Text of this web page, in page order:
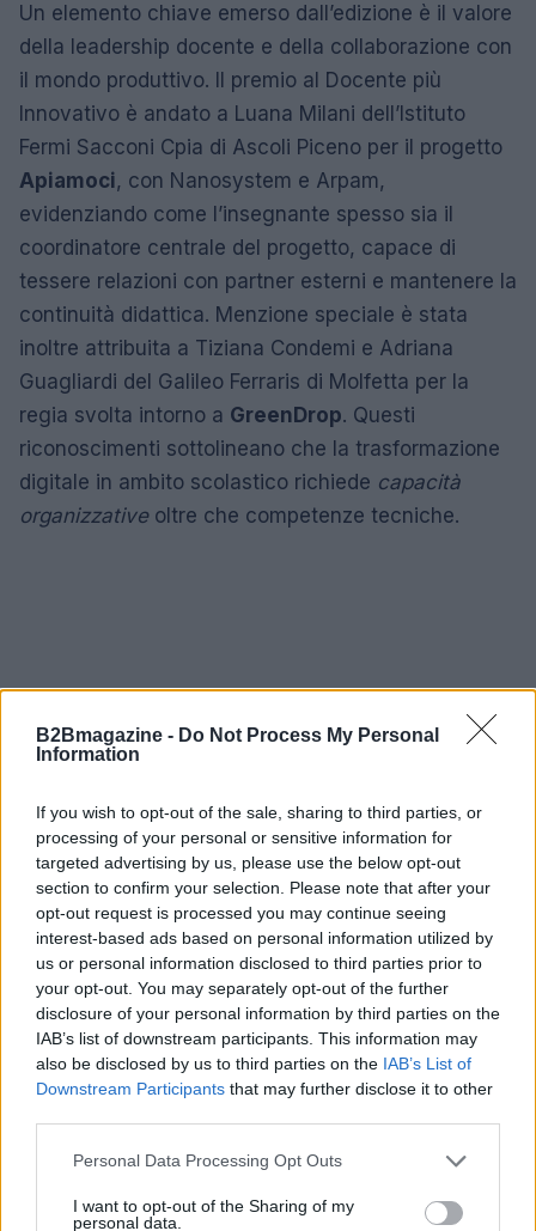
B2Bmagazine - Do Not Process My Personal
Information
If you wish to opt-out of the sale, sharing to third parties, or
processing of your personal or sensitive information for
targeted advertising by us, please use the below opt-out
section to confirm your selection. Please note that after your
opt-out request is processed you may continue seeing
interest-based ads based on personal information utilized by
us or personal information disclosed to third parties prior to
your opt-out. You may separately opt-out of the further
disclosure of your personal information by third parties on the
IAB’s list of downstream participants. This information may
also be disclosed by us to third parties on the IAB’s List of
Downstream Participants that may further disclose it to other
Please note that this website/app uses one or more Google
not limited to your visit or usage behaviour. You may click to
Personal Data Processing Opt Outs
I want to opt-out of the Sharing of my
personal data.
Un elemento chiave emerso dall’edizione è il valore
della leadership docente e della collaborazione con
il mondo produttivo. Il premio al Docente più
Innovativo è andato a Luana Milani dell’Istituto
Fermi Sacconi Cpia di Ascoli Piceno per il progetto
Apiamoci, con Nanosystem e Arpam,
evidenziando come l’insegnante spesso sia il
coordinatore centrale del progetto, capace di
tessere relazioni con partner esterni e mantenere la
continuità didattica. Menzione speciale è stata
inoltre attribuita a Tiziana Condemi e Adriana
Guagliardi del Galileo Ferraris di Molfetta per la
regia svolta intorno a GreenDrop. Questi
riconoscimenti sottolineano che la trasformazione
digitale in ambito scolastico richiede capacità
organizzativeoltre che competenze tecniche.
Infine, il Premio si conferma anche come
laboratorio di policy: laddove esistono reti stabili tra
scuole, imprese e territorio i risultati migliori
emergono con continuità. Per tradurre queste
settima edizione si apriranno nell’autunno 2026.